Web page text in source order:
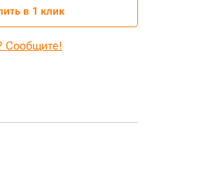
в 1 клик
Сообщите!